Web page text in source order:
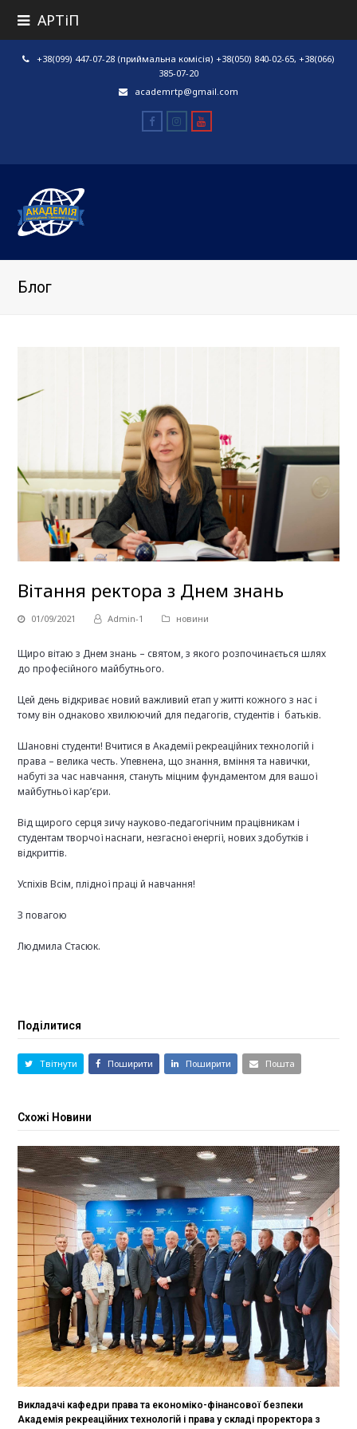
АРТіП
+38(099) 447-07-28 (приймальна комісія) +38(050) 840-02-65, +38(066)
385-07-20
academrtp@gmail.com
FacebookInstagram
Блог
Вітання ректора з Днем знань
01/09/2021 Admin-1 новини
Щиро вітаю з Днем знань – святом, з якого розпочинається шлях
до професійного майбутнього.
Цей день відкриває новий важливий етап у житті кожного з нас і
тому він однаково хвилюючий для педагогів, студентів і батьків.
Шановні студенти! Вчитися в Академії рекреаційних технологій і
права – велика честь. Упевнена, що знання, вміння та навички,
набуті за час навчання, стануть міцним фундаментом для вашої
майбутньої кар’єри.
Від щирого серця зичу науково-педагогічним працівникам і
студентам творчої наснаги, незгасної енергії, нових здобутків і
відкриттів.
Успіхів Всім, плідної праці й навчання!
З повагою
Людмила Стасюк.
Поділитися
Твітнути Поширити Поширити Пошта
Схожі Новини
Викладачі кафедри права та економіко-фінансової безпеки
Академія рекреаційних технологій і права у складі проректора з